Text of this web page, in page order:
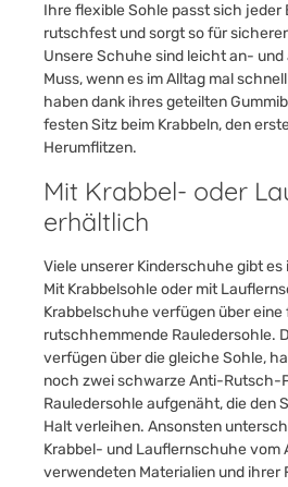
Ihre flexible Sohle passt sich jeder
rutschfest und sorgt so für
Unsere Schuhe sind leicht an- und
Muss, wenn es im Alltag mal
haben dank ihres geteilten
festen Sitz beim Krabbeln, den
Herumflitzen.
Mit Krabbel- oder
erhältlich
Viele unserer Kinderschuhe gibt
Mit Krabbelsohle oder mit
Krabbelschuhe verfügen über eine
rutschhemmende Rauledersohle.
verfügen über die gleiche Sohle,
noch zwei schwarze Anti-Rutsch-
Rauledersohle aufgenäht, die den
Halt verleihen. Ansonsten
Krabbel- und Lauflernschuhe vom
verwendeten Materialien und ihrer